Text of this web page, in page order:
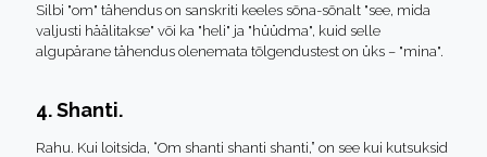
Silbi "om" tähendus on sanskriti keeles sõna-sõnalt "see, mida
valjusti häälitakse" või ka "heli" ja "hüüdma", kuid selle
algupärane tähendus olenemata tõlgendustest on üks – "mina".
4. Shanti.
Rahu. Kui loitsida, “Om shanti shanti shanti,” on see kui kutsuksid